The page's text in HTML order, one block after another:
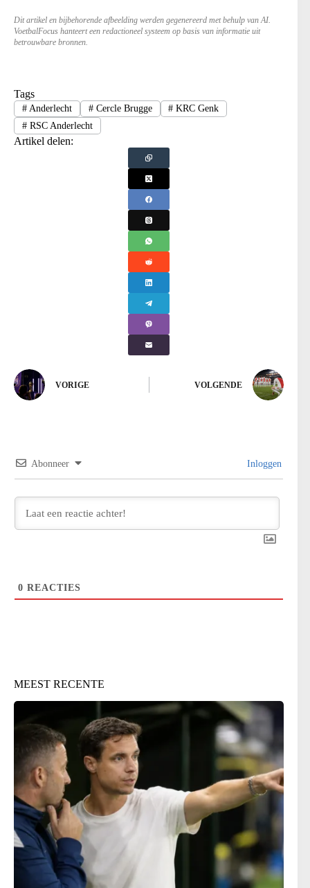
Dit artikel en bijbehorende afbeelding werden gegenereerd met behulp van AI.
VoetbalFocus hanteert een redactioneel systeem op basis van informatie uit
betrouwbare bronnen.
Tags
#Anderlecht #Cercle Brugge # KRC Genk
#RSC Anderlecht
Artikel delen:
VORIGE VOLGENDE
Abonneer Inloggen
0 REACTIES
MEEST RECENTE